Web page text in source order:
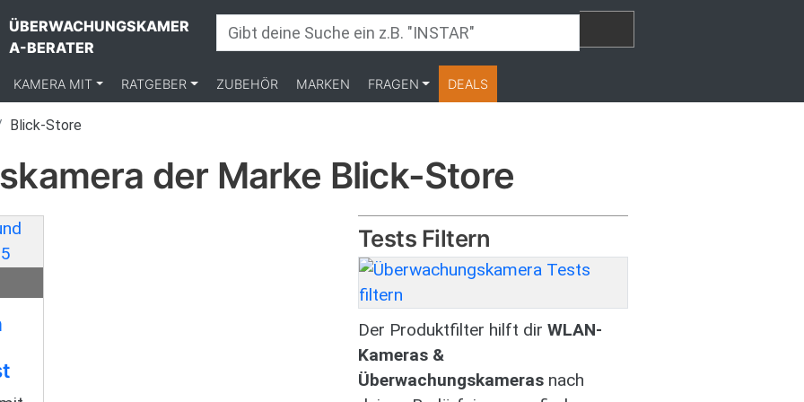
ÜBERWACHUNGSKAMER
A-BERATER
KAMERA MIT RATGEBER ZUBEHÖR MARKEN FRAGEN DEALS
Blick-Store
der Marke Blick-Store
Tests Filtern
Bild
Der Produktfilter hilft dir WLAN-
Kameras &
Überwachungskamerasnach